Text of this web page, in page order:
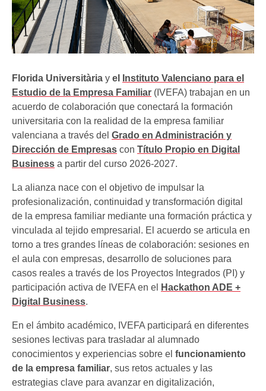
Florida Universitària y el
Instituto Valenciano para el
Estudio de la Empresa Familiar (IVEFA) trabajan en un
acuerdo de colaboración que conectará la formación
universitaria con la realidad de la empresa familiar
valenciana a través del Grado en Administración y
Dirección de Empresas con Título Propio en Digital
Business a partir del curso 2026-2027.
La alianza nace con el objetivo de impulsar la
profesionalización, continuidad y transformación digital
de la empresa familiar mediante una formación práctica y
vinculada al tejido empresarial. El acuerdo se articula en
torno a tres grandes líneas de colaboración: sesiones en
el aula con empresas, desarrollo de soluciones para
casos reales a través de los Proyectos Integrados (PI) y
participación activa de IVEFA en el
Hackathon ADE +
Digital Business.
En el ámbito académico, IVEFA participará en diferentes
sesiones lectivas para trasladar al alumnado
conocimientos y experiencias sobre el funcionamiento
de la empresa familiar, sus retos actuales y las
estrategias clave para avanzar en digitalización,